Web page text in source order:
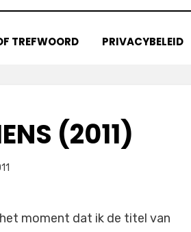
TREFWOORD PRIVACYBELEID
(2011)
moment dat ik de titel van